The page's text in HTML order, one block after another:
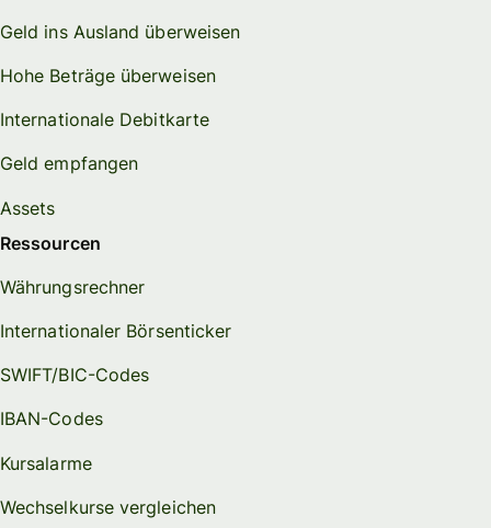
Geld ins Ausland überweisen
Hohe Beträge überweisen
Internationale Debitkarte
Geld empfangen
Assets
Ressourcen
Währungsrechner
Internationaler Börsenticker
SWIFT/BIC-Codes
IBAN-Codes
Kursalarme
Wechselkurse vergleichen